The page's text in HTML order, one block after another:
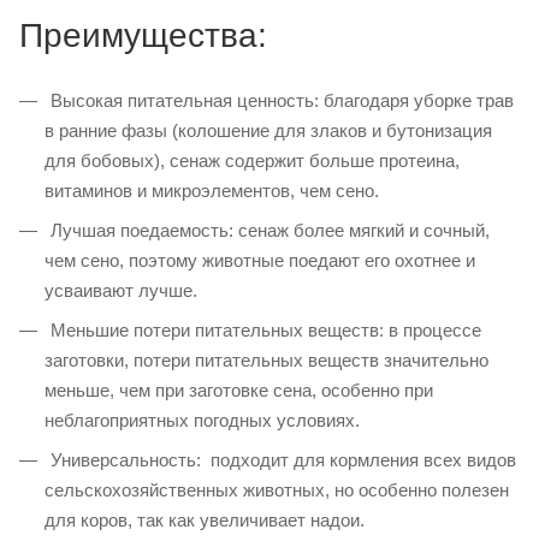
Преимущества:
Высокая питательная ценность: благодаря уборке трав
в ранние фазы (колошение для злаков и бутонизация
для бобовых), сенаж содержит больше протеина,
витаминов и микроэлементов, чем сено.
Лучшая поедаемость: сенаж более мягкий и сочный,
чем сено, поэтому животные поедают его охотнее и
усваивают лучше.
Меньшие потери питательных веществ: в процессе
заготовки, потери питательных веществ значительно
меньше, чем при заготовке сена, особенно при
неблагоприятных погодных условиях.
Универсальность: подходит для кормления всех видов
сельскохозяйственных животных, но особенно полезен
для коров, так как увеличивает надои.